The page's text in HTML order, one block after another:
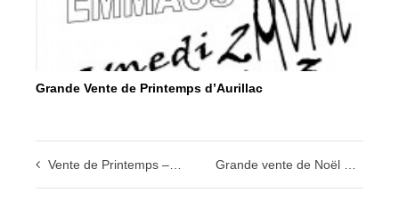
Grande Vente de Printemps d’Aurillac
Vente de Printemps – Avril – Emmaüs Cantal – Aurillac